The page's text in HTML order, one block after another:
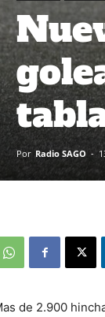
Por Radio SAGO -
de 2.900